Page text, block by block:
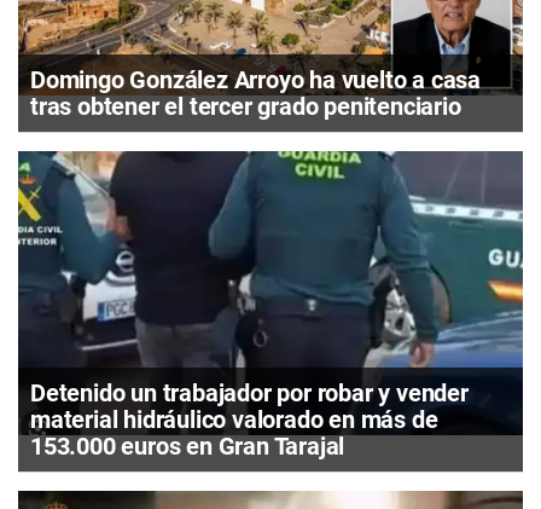
Domingo González Arroyo ha vuelto a casa
tras obtener el tercer grado penitenciario
Detenido un trabajador por robar y vender
material hidráulico valorado en más de
153.000 euros en Gran Tarajal